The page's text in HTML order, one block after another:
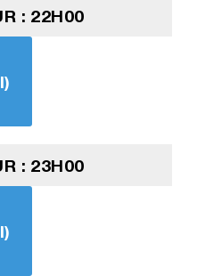
: 22H00
: 23H00